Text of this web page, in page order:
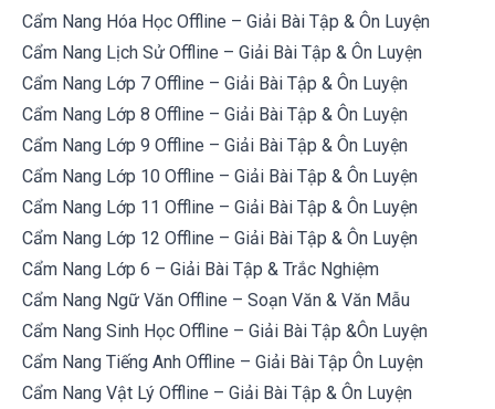
Cẩm Nang Hóa Học Offline – Giải Bài Tập & Ôn Luyện
Cẩm Nang Lịch Sử Offline – Giải Bài Tập & Ôn Luyện
Cẩm Nang Lớp 7 Offline – Giải Bài Tập & Ôn Luyện
Cẩm Nang Lớp 8 Offline – Giải Bài Tập & Ôn Luyện
Cẩm Nang Lớp 9 Offline – Giải Bài Tập & Ôn Luyện
Cẩm Nang Lớp 10 Offline – Giải Bài Tập & Ôn Luyện
Cẩm Nang Lớp 11 Offline – Giải Bài Tập & Ôn Luyện
Cẩm Nang Lớp 12 Offline – Giải Bài Tập & Ôn Luyện
Cẩm Nang Lớp 6 – Giải Bài Tập & Trắc Nghiệm
Cẩm Nang Ngữ Văn Offline – Soạn Văn & Văn Mẫu
Cẩm Nang Sinh Học Offline – Giải Bài Tập &Ôn Luyện
Cẩm Nang Tiếng Anh Offline – Giải Bài Tập Ôn Luyện
Cẩm Nang Vật Lý Offline – Giải Bài Tập & Ôn Luyện